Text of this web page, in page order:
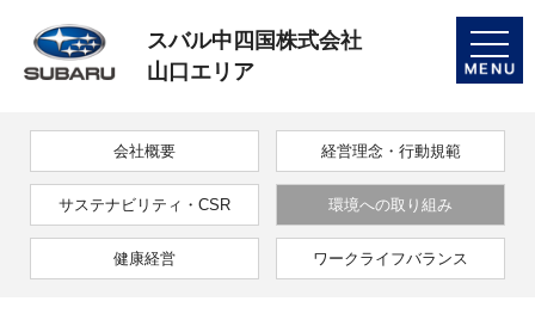
toggle
スバル中四国株式会社
山口エリア
会社概要 経営理念・行動規範
サステナビリティ・CSR 環境への取り組み
健康経営 ワークライフバランス